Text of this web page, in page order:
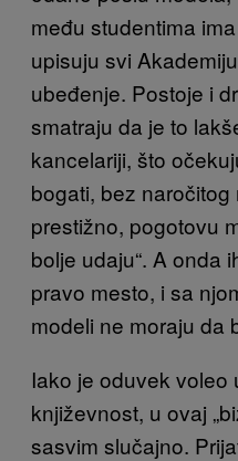
među studentima
upisuju svi
ubeđenje. Postoje i
smatraju da je to
kancelariji, što
bogati, bez
prestižno, pogotovu
bolje udaju“. A onda
pravo mesto, i sa
modeli ne moraju da
Iako je oduvek voleo
književnost, u ovaj
sasvim slučajno.